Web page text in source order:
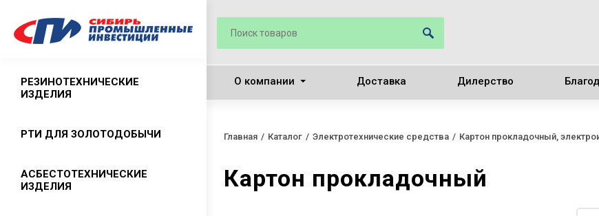
РЕЗИНОТЕХНИЧЕСКИЕ
ИЗДЕЛИЯ
Резиновые рукава
Технические пластины
(техпластины)
РТИ ДЛЯ ЗОЛОТОДОБЫЧИ
АСБЕСТОТЕХНИЧЕСКИЕ
ИЗДЕЛИЯ
О компании Доставка Дилерство
Главная Каталог Электротехнические средства Картон прокладочный,
Картон прокладочный